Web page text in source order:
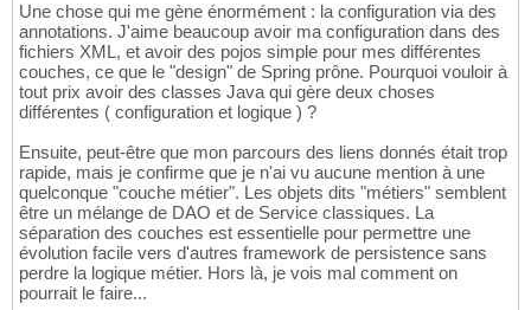
Une chose qui me gène énormément : la configuration via des
annotations. J'aime beaucoup avoir ma configuration dans des
fichiers XML, et avoir des pojos simple pour mes différentes
couches, ce que le "design" de Spring prône. Pourquoi vouloir à
tout prix avoir des classes Java qui gère deux choses
différentes ( configuration et logique ) ?
Ensuite, peut-être que mon parcours des liens donnés était trop
rapide, mais je confirme que je n'ai vu aucune mention à une
quelconque "couche métier". Les objets dits "métiers" semblent
être un mélange de DAO et de Service classiques. La
séparation des couches est essentielle pour permettre une
évolution facile vers d'autres framework de persistence sans
perdre la logique métier. Hors là, je vois mal comment on
pourrait le faire...